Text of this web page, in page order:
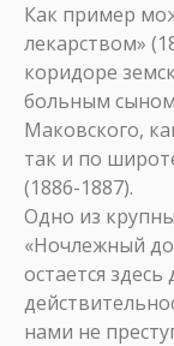
Как пример
лекарством»
коридоре
больным
Маковского,
так и по
(1886-1887).
Одно из
«Ночлежный
остается
нами не